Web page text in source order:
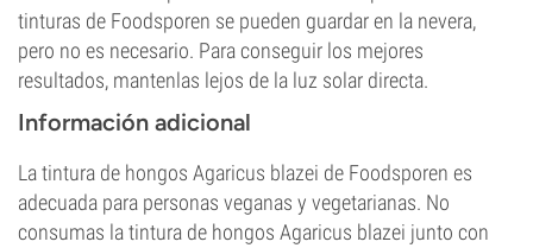
tinturas de Foodsporen se pueden guardar en la nevera,
pero no es necesario. Para conseguir los mejores
resultados, mantenlas lejos de la luz solar directa.
Información adicional
La tintura de hongos Agaricus blazei de Foodsporen es
adecuada para personas veganas y vegetarianas. No
consumas la tintura de hongos Agaricus blazei junto con